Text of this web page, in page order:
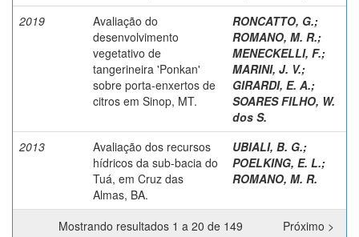
2019
Avaliação do
desenvolvimento
vegetativo de
tangerineira 'Ponkan'
sobre porta-enxertos de
citros em Sinop, MT.
RONCATTO, G.;
ROMANO, M. R.;
MENECKELLI, F.;
MARINI, J. V.;
GIRARDI, E. A.;
SOARES FILHO, W.
dos S.
2013
Avaliação dos recursos
hídricos da sub-bacia do
Tuá, em Cruz das
Almas, BA.
UBIALI, B. G.;
POELKING, E. L.;
ROMANO, M. R.
Mostrando resultados 1 a 20 de 149 Próximo >